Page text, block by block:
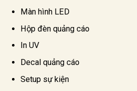
Màn hình LED
Hộp đèn quảng cáo
In UV
Decal quảng cáo
Setup sự kiện